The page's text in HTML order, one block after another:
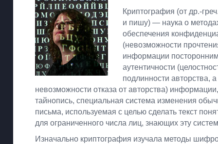
Криптография (от др.-
и пишу) — наука о
обеспечения
(невозможности
информации
аутентичности
подлинности авторства,
невозможности отказа от авторства) информации,
тайнопись, специальная система изменения
письма, используемая с целью сделать текст
для ограниченного числа лиц, знающих эту
Изначально криптография изучала методы